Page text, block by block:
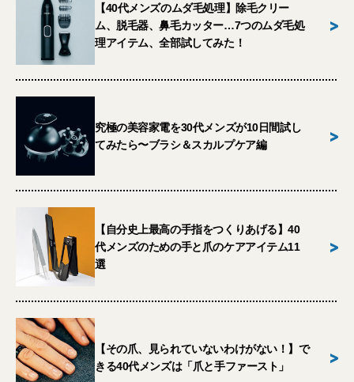
【40代メンズのムダ毛処理】除毛クリー
ム、脱毛器、鼻毛カッター…7つのムダ毛処
理アイテム、全部試してみた！
>
究極の美容家電を30代メンズが10日間試し
てみたら〜ブラシ＆スカルプケア編
>
【自分史上最高の手指をつくりあげる】40
代メンズのための手と爪のケアアイテム11
選
>
【その爪、見られていないわけがない！】で
きる40代メンズは「爪と手ファースト」
>